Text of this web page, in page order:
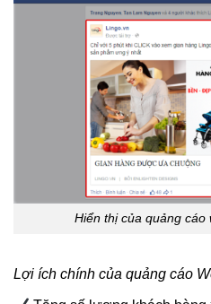
Hiển thị của quảng cáo
Lợi ích chính của quảng cáo